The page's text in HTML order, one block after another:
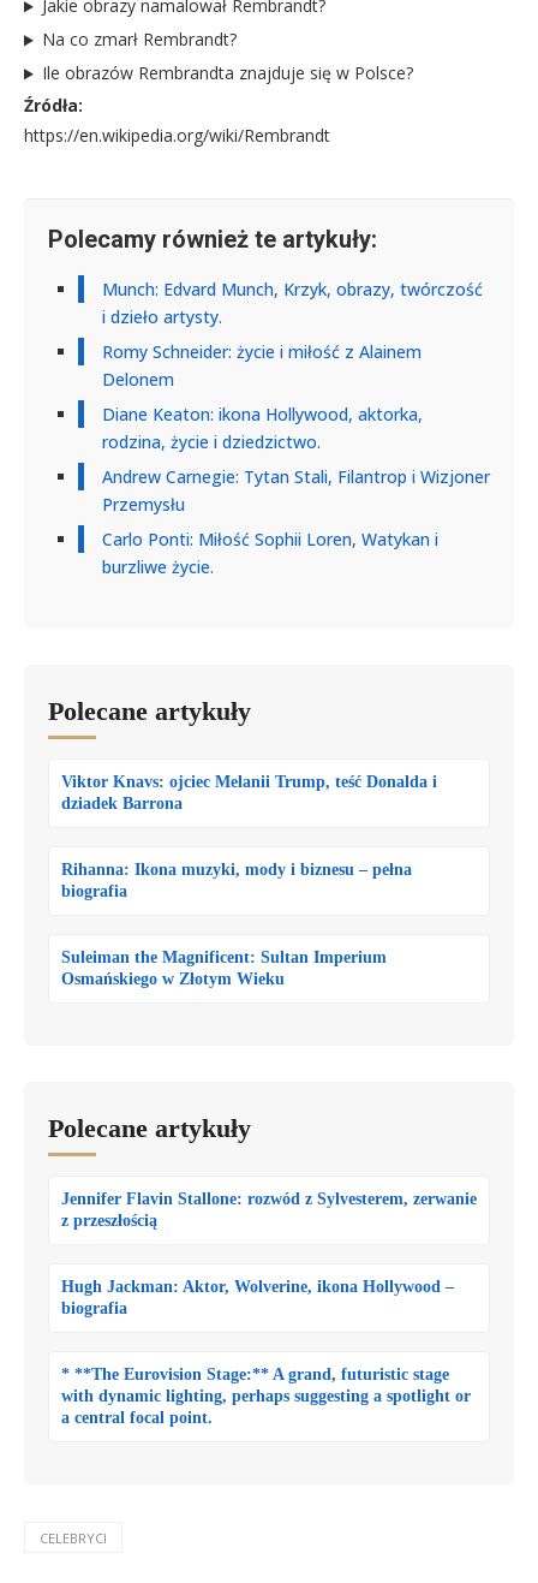
Jakie obrazy namalował Rembrandt?
Na co zmarł Rembrandt?
Ile obrazów Rembrandta znajduje się w Polsce?
Źródła:
https://en.wikipedia.org/wiki/Rembrandt
Polecamy również te artykuły:
Munch: Edvard Munch, Krzyk, obrazy, twórczość
i dzieło artysty.
Romy Schneider: życie i miłość z Alainem
Delonem
Diane Keaton: ikona Hollywood, aktorka,
rodzina, życie i dziedzictwo.
Andrew Carnegie: Tytan Stali, Filantrop i Wizjoner
Przemysłu
Carlo Ponti: Miłość Sophii Loren, Watykan i
burzliwe życie.
Polecane artykuły
Viktor Knavs: ojciec Melanii Trump, teść Donalda i
dziadek Barrona
Rihanna: Ikona muzyki, mody i biznesu – pełna
biografia
Suleiman the Magnificent: Sultan Imperium
Osmańskiego w Złotym Wieku
Polecane artykuły
Jennifer Flavin Stallone: rozwód z Sylvesterem, zerwanie
z przeszłością
Hugh Jackman: Aktor, Wolverine, ikona Hollywood –
biografia
* **The Eurovision Stage:** A grand, futuristic stage
with dynamic lighting, perhaps suggesting a spotlight or
a central focal point.
CELEBRYCI